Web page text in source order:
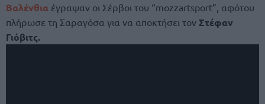
Βαλένθια έγραψαν οι Σέρβοι του “mozzartsport”, αφότου
πλήρωσε τη Σαραγόσα για να αποκτήσει τον Στέφαν
Γιόβιτς.